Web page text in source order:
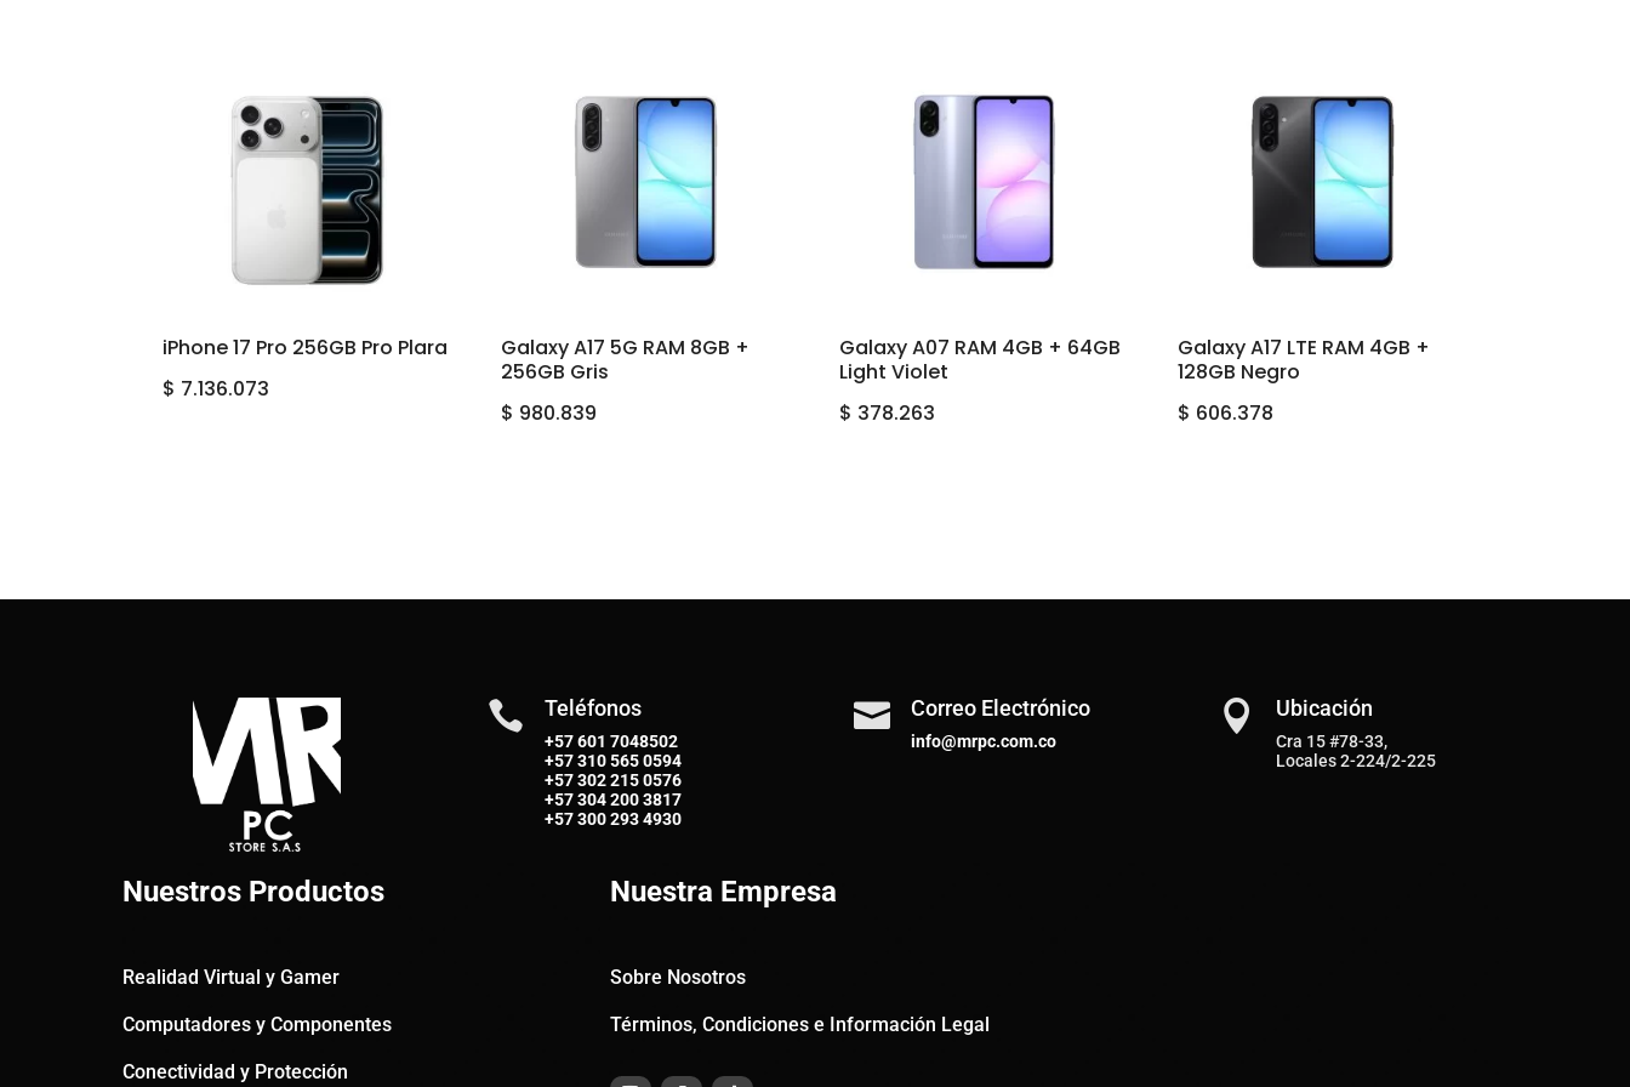
iPhone 17 Pro 256GB Pro Plara
$ 7.136.073
Galaxy A17 5G RAM 8GB +
256GB Gris
$ 980.839
Galaxy A07 RAM 4GB + 64GB
Light Violet
$ 378.263
Galaxy A17 LTE RAM 4GB +
128GB Negro
$ 606.378
 Teléfonos
+57 601 7048502
+57310 565 0594
+57302 215 0576
+57304 200 3817
+57300 293 4930
 Correo Electrónico
info@mrpc.com.co
 Ubicación
Cra 15 #78-33,
Locales 2-224/2-225
Nuestros Productos
Realidad Virtual y Gamer
Computadores y Componentes
Conectividad y Protección
Nuestra Empresa
Sobre Nosotros
Términos, Condiciones e Información Legal